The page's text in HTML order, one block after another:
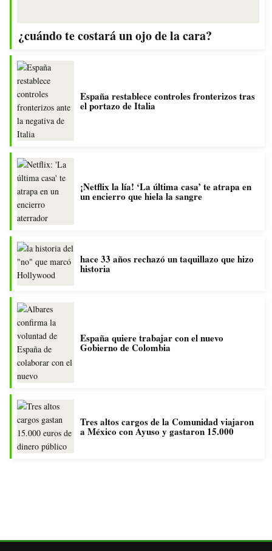
¿cuándo te costará un ojo de la cara?
España restablece controles fronterizos tras
el portazo de Italia
¡Netflix la lía! ‘La última casa’ te atrapa en
un encierro que hiela la sangre
hace 33 años rechazó un taquillazo que hizo
historia
España quiere trabajar con el nuevo
Gobierno de Colombia
Tres altos cargos de la Comunidad viajaron
a México con Ayuso y gastaron 15.000